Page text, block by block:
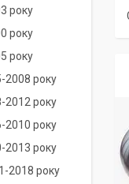
року
року
року
2008 року
2012 року
2010 року
2013 року
2018 року